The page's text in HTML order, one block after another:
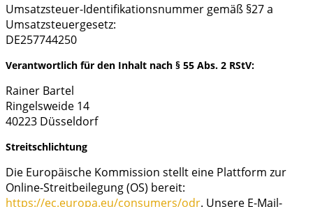
Umsatzsteuer-Identifikationsnummer gemäß §27 a
Umsatzsteuergesetz:
DE257744250
Verantwortlich für den Inhalt nach § 55 Abs. 2 RStV:
Rainer Bartel
Ringelsweide 14
40223 Düsseldorf
Streitschlichtung
Die Europäische Kommission stellt eine Plattform zur
Online-Streitbeilegung (OS) bereit:
https://ec.europa.eu/consumers/odr. Unsere E-Mail-